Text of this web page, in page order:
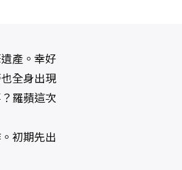
產。幸好
全身出現
羅蘋這次
初期先出